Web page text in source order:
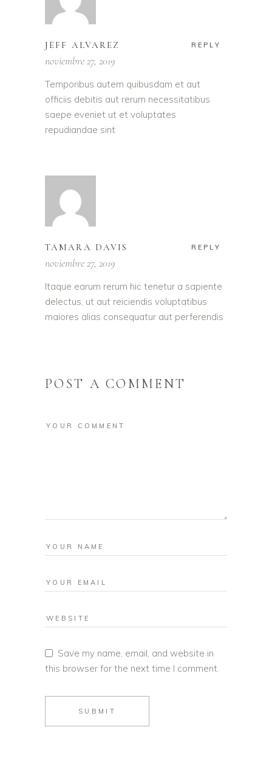
JEFF ALVAREZ REPLY
noviembre 27, 2019
Temporibus autem quibusdam et aut
officiis debitis aut rerum necessitatibus
saepe eveniet ut et voluptates
repudiandae sint
TAMARA DAVIS REPLY
noviembre 27, 2019
Itaque earum rerum hic tenetur a sapiente
delectus, ut aut reiciendis voluptatibus
maiores alias consequatur aut perferendis
POST A COMMENT
Save my name, email, and website in
this browser for the next time I comment.
SUBMIT